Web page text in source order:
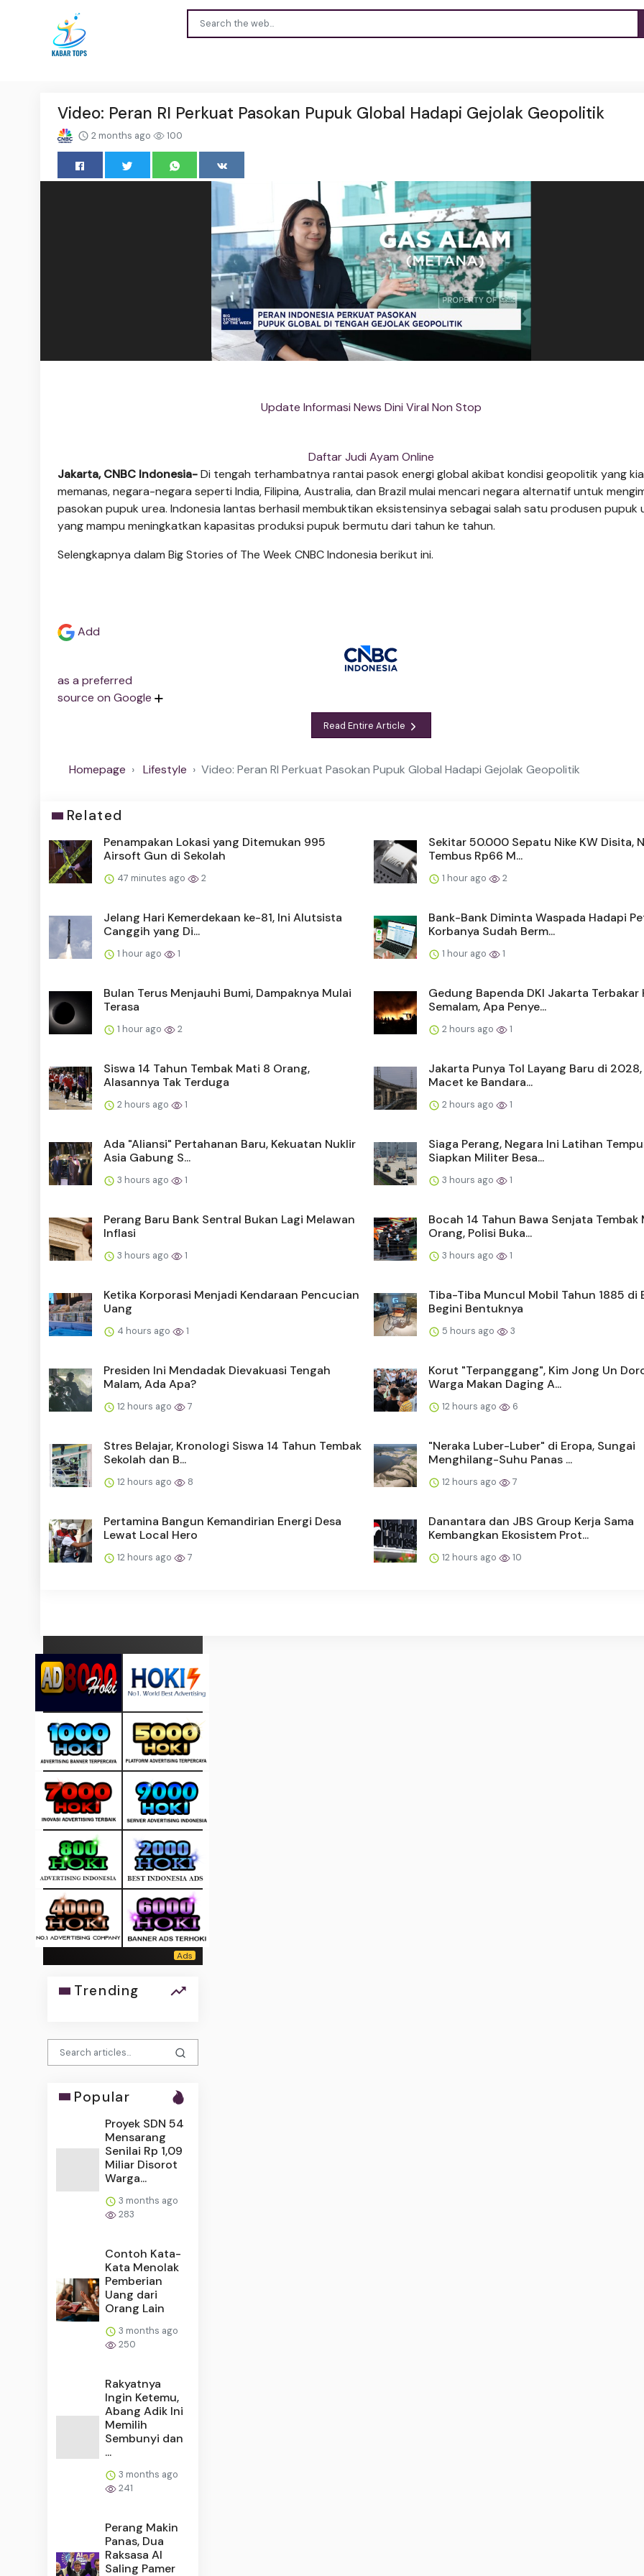
Video: Peran RI Perkuat Pasokan Pupuk Global Hadapi Gejolak Geopolitik
2 months ago 100
Update Informasi News Dini Viral Non Stop
Daftar Judi Ayam Online
Jakarta, CNBC Indonesia-Di tengah terhambatnya rantai pasok energi global akibat kondisi geopolitik yang
memanas, negara-negara seperti India, Filipina, Australia, dan Brazil mulai mencari negara alternatif untuk
pasokan pupuk urea. Indonesia lantas berhasil membuktikan eksistensinya sebagai salah satu produsen pupuk
yang mampu meningkatkan kapasitas produksi pupuk bermutu dari tahun ke tahun.
Selengkapnya dalam Big Stories of The Week CNBC Indonesia berikut ini.
Add
as a preferred
source on Google
Read Entire Article
Homepage Lifestyle Video: Peran RI Perkuat Pasokan Pupuk Global Hadapi Gejolak Geopolitik
Related
Penampakan Lokasi yang Ditemukan 995
Airsoft Gun di Sekolah
47 minutes ago 2
Sekitar 50.000 Sepatu Nike KW Disita,
Tembus Rp66 M...
1 hour ago 2
Jelang Hari Kemerdekaan ke-81, Ini Alutsista
Canggih yang Di...
1 hour ago 1
Bank-Bank Diminta Waspada Hadapi
Korbanya Sudah Berm...
1 hour ago 1
Bulan Terus Menjauhi Bumi, Dampaknya Mulai
Terasa
1 hour ago 2
Gedung Bapenda DKI Jakarta Terbakar
Semalam, Apa Penye...
2 hours ago 1
Siswa 14 Tahun Tembak Mati 8 Orang,
Alasannya Tak Terduga
2 hours ago 1
Jakarta Punya Tol Layang Baru di
Macet ke Bandara...
2 hours ago 1
Ada "Aliansi" Pertahanan Baru, Kekuatan Nuklir
Asia Gabung S...
3 hours ago 1
Siaga Perang, Negara Ini Latihan
Siapkan Militer Besa...
3 hours ago 1
Perang Baru Bank Sentral Bukan Lagi Melawan
Inflasi
3 hours ago 1
Bocah 14 Tahun Bawa Senjata Tembak
Orang, Polisi Buka...
3 hours ago 1
Ketika Korporasi Menjadi Kendaraan Pencucian
Uang
4 hours ago 1
Tiba-Tiba Muncul Mobil Tahun 1885 di
Begini Bentuknya
5 hours ago 3
Presiden Ini Mendadak Dievakuasi Tengah
Malam, Ada Apa?
12 hours ago 7
Korut "Terpanggang", Kim Jong Un
Warga Makan Daging A...
12 hours ago 6
Stres Belajar, Kronologi Siswa 14 Tahun Tembak
Sekolah dan B...
12 hours ago 8
"Neraka Luber-Luber" di Eropa, Sungai
Menghilang-Suhu Panas ...
12 hours ago 7
Pertamina Bangun Kemandirian Energi Desa
Lewat Local Hero
12 hours ago 7
Danantara dan JBS Group Kerja Sama
Kembangkan Ekosistem Prot...
12 hours ago 10
Trending
Popular
Proyek SDN 54
Mensarang
Senilai Rp 1,09
Miliar Disorot
Warga...
3 months ago
283
Contoh Kata-
Kata Menolak
Pemberian
Uang dari
Orang Lain
3 months ago
250
Rakyatnya
Ingin Ketemu,
Abang Adik Ini
Memilih
Sembunyi dan
...
3 months ago
241
Perang Makin
Panas, Dua
Raksasa AI
Saling Pamer